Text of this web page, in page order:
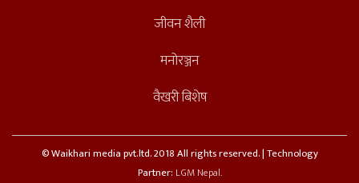
जीवन शैली
मनोरञ्जन
वैखरी बिशेष
© Waikhari media pvt.ltd. 2018 All rights reserved. | Technology
Partner: LGM Nepal.